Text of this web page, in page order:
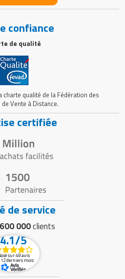
confiance
de qualité
charte qualité de la Fédération des
Vente à Distance.
certifiée
de service
600 000clients
4.1/5
sur 49 avis
12 derniers mois